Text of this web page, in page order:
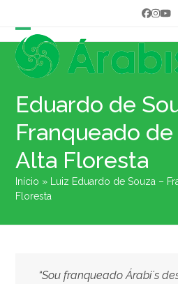
content
Open
mobile
Close
mobile
Eduardo de
Franqueado
Alta Floresta
Início »
Luiz Eduardo de Souza –
Floresta
“Sou franqueado Árabi´s